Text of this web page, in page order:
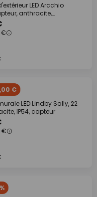
LED Arcchio
anthracite,
€
€
LED Lindby Sally, 22
IP54, capteur
€